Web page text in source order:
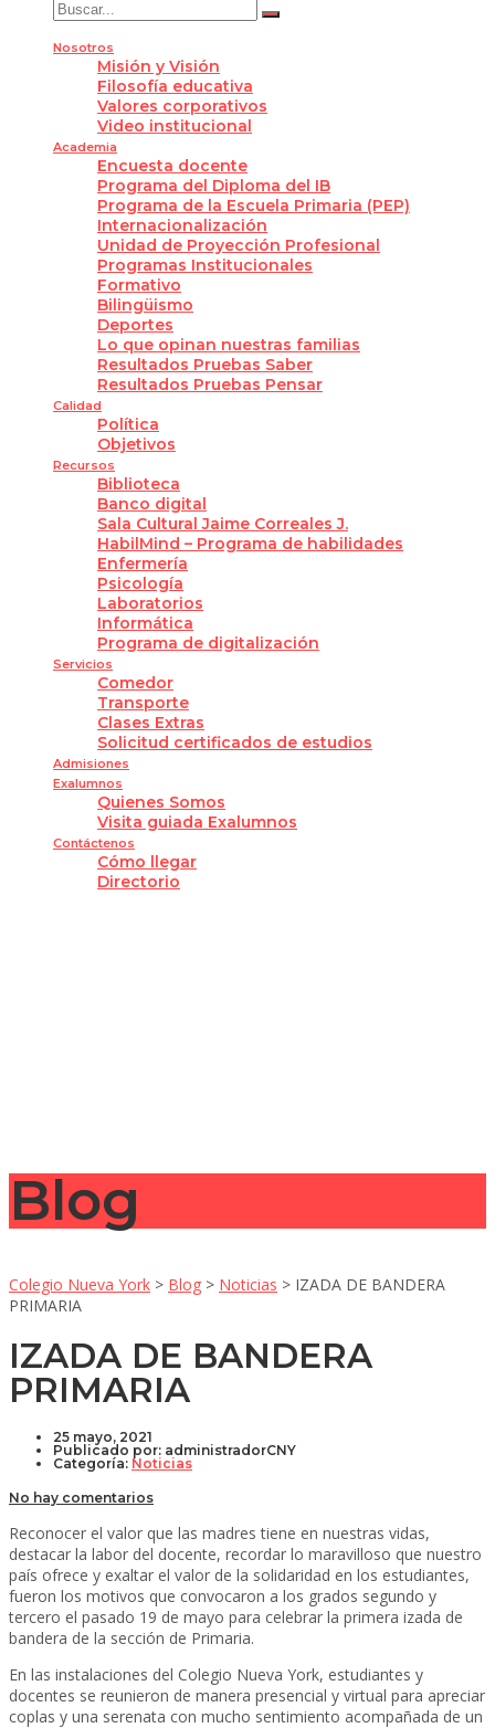
Nosotros
Misión y Visión
Filosofía educativa
Valores corporativos
Video institucional
Academia
Encuesta docente
Programa del Diploma del IB
Programa de la Escuela Primaria (PEP)
Internacionalización
Unidad de Proyección Profesional
Programas Institucionales
Formativo
Bilingüismo
Deportes
Lo que opinan nuestras familias
Resultados Pruebas Saber
Resultados Pruebas Pensar
Calidad
Política
Objetivos
Recursos
Biblioteca
Banco digital
Sala Cultural Jaime Correales J.
HabilMind – Programa de habilidades
Enfermería
Psicología
Laboratorios
Informática
Programa de digitalización
Servicios
Comedor
Transporte
Clases Extras
Solicitud certificados de estudios
Admisiones
Exalumnos
Quienes Somos
Visita guiada Exalumnos
Contáctenos
Cómo llegar
Directorio
Blog
Colegio Nueva York > Blog > Noticias > IZADA DE BANDERA
PRIMARIA
IZADA DE BANDERA
PRIMARIA
25 mayo, 2021
Publicado por: administradorCNY
Categoría: Noticias
No hay comentarios
Reconocer el valor que las madres tiene en nuestras vidas,
destacar la labor del docente, recordar lo maravilloso que nuestro
país ofrece y exaltar el valor de la solidaridad en los estudiantes,
fueron los motivos que convocaron a los grados segundo y
tercero el pasado 19 de mayo para celebrar la primera izada de
bandera de la sección de Primaria.
En las instalaciones del Colegio Nueva York, estudiantes y
docentes se reunieron de manera presencial y virtual para apreciar
coplas y una serenata con mucho sentimiento acompañada de un